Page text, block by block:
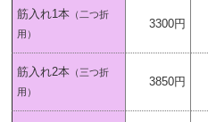
筋入れ1本 （二つ折
用）
3300円
筋入れ2本 （三つ折
用）
3850円